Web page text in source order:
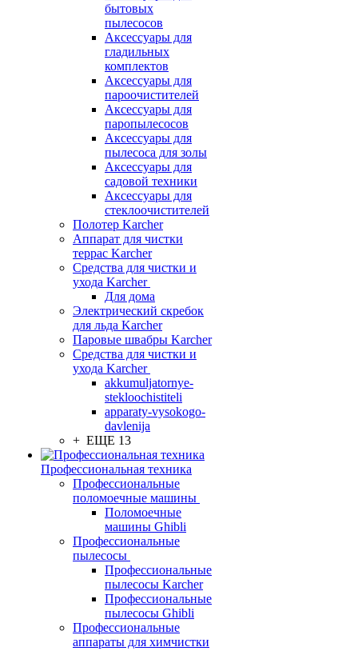
бытовых
пылесосов
Аксессуары для
гладильных
комплектов
Аксессуары для
пароочистителей
Аксессуары для
паропылесосов
Аксессуары для
пылесоса для золы
Аксессуары для
садовой техники
Аксессуары для
стеклоочистителей
Полотер Karcher
Аппарат для чистки
террас Karcher
Средства для чистки и
ухода Karcher
Для дома
Электрический скребок
для льда Karcher
Паровые швабры Karcher
Средства для чистки и
ухода Karcher
akkumuljatornye-
stekloochistiteli
apparaty-vysokogo-
davlenija
+ ЕЩЕ 13
Профессиональная техника
Профессиональные
поломоечные машины
Поломоечные
машины Ghibli
Профессиональные
пылесосы
Профессиональные
пылесосы Karcher
Профессиональные
пылесосы Ghibli
Профессиональные
аппараты для химчистки